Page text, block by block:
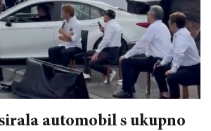
automobil s ukupno